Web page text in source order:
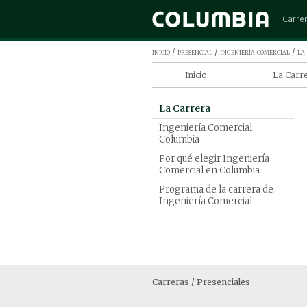
inicio / presencial / ingeniería comercial / la
Inicio La
Por
de
La Carrera
Ingeniería Comercial
Columbia
Por qué elegir Ingeniería
Comercial en Columbia
Programa de la carrera de
Ingeniería Comercial
Carreras / Presenciales